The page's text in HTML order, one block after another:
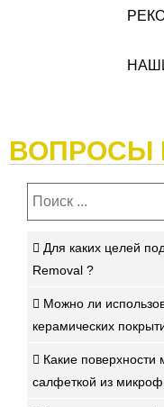
ВОПРОСЫ
Для каких целей
Removal ?
Можно ли
керамических
Какие поверхности
салфеткой из